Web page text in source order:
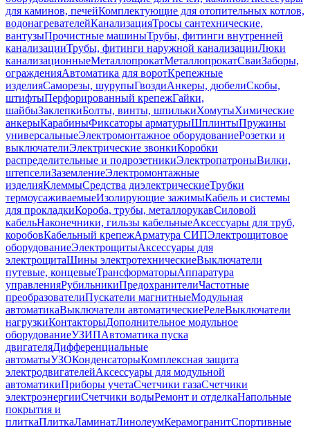
для каминов, печейКомплектующие для отопительных котлов,
водонагревателейКанализацияТросы сантехнические,
вантузыПрочистные машиныТрубы, фитинги внутренней
канализацииТрубы, фитинги наружной канализацииЛюки
канализационныеМеталлопрокатМеталлопрокатСваиЗаборы,
огражденияАвтоматика для воротКрепежные
изделияСаморезы, шурупыГвоздиАнкеры, дюбелиСкобы,
штифтыПерфорированный крепежГайки,
шайбыЗаклепкиБолты, винты, шпилькиХомутыХимические
анкерыКарабиныФиксаторы арматурыШплинтыПружины
универсальныеЭлектромонтажное оборудованиеРозетки и
выключателиЭлектрические звонкиКоробки
распределительные и подрозетникиЭлектропатроныВилки,
штепселиЗаземлениеЭлектромонтажные
изделияКлеммыСредства диэлектрическиеТрубки
термоусаживаемыеИзолирующие зажимыКабель и системы
для прокладкиКороба, трубы, металлорукавСиловой
кабельНаконечники, гильзы кабельныеАксессуары для труб,
коробовКабельный крепежАрматура СИПЭлектрощитовое
оборудованиеЭлектрощитыАксессуары для
электрощитаШины электротехническиеВыключатели
путевые, концевыеТрансформаторыАппаратура
управленияРубильникиПредохранителиЧастотные
преобразователиПускатели магнитныеМодульная
автоматикаВыключатели автоматическиеРелеВыключатели
нагрузкиКонтакторыДополнительное модульное
оборудованиеУЗИПАвтоматика пуска
двигателяДифференциальные
автоматыУЗОКонденсаторыКомплексная защита
электродвигателейАксессуары для модульной
автоматикиПриборы учетаСчетчики газаСчетчики
электроэнергииСчетчики водыРемонт и отделкаНапольные
покрытия и
плиткаПлиткаЛаминатЛинолеумКерамогранитСпортивные